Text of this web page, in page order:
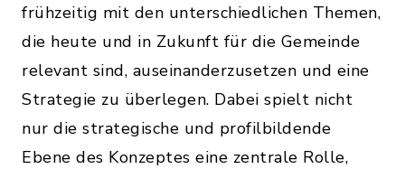
frühzeitig mit den unterschiedlichen Themen,
die heute und in Zukunft für die Gemeinde
relevant sind, auseinanderzusetzen und eine
Strategie zu überlegen. Dabei spielt nicht
nur die strategische und profilbildende
Ebene des Konzeptes eine zentrale Rolle,